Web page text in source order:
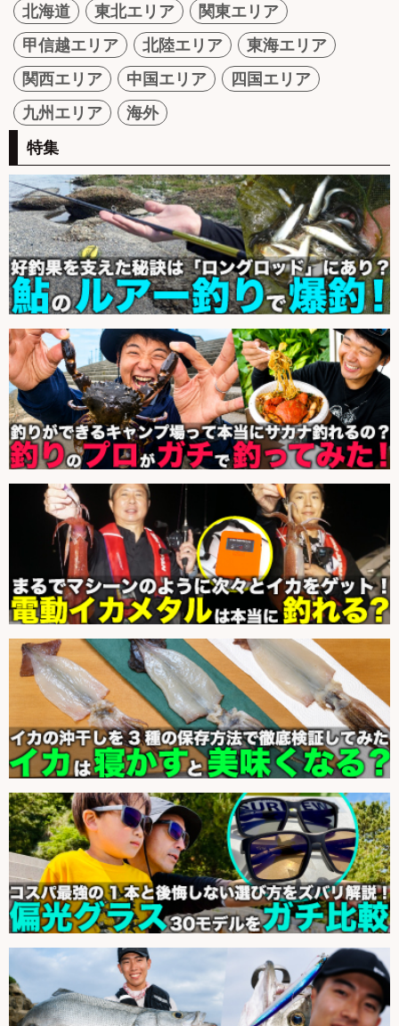
北海道 東北エリア
関東エリア
甲信越エリア
北陸エリア
東海エリア
関西エリア
中国エリア
四国エリア
九州エリア
海外
特集